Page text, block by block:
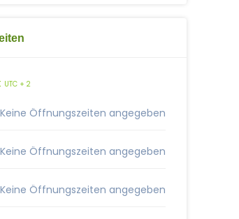
UTC + 2
Keine Öffnungszeiten angegeben
Keine Öffnungszeiten angegeben
Keine Öffnungszeiten angegeben